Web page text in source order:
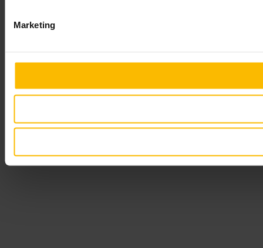
Marketing